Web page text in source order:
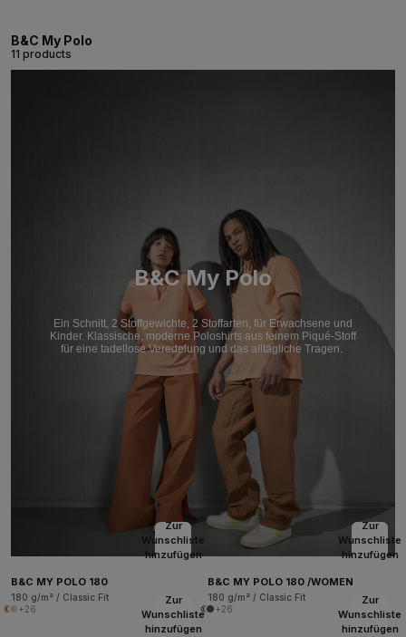
B&C My Polo
11 products
B&C My Polo
Ein Schnitt, 2 Stoffgewichte, 2 Stoffarten, für Erwachsene und
Kinder. Klassische, moderne Poloshirts aus feinem Piqué-Stoff
für eine tadellose Veredelung und das alltägliche Tragen.
Zur
Wunschliste
hinzufügen
B&C MY POLO 180
180 g/m² / Classic Fit
+26
Zur
Wunschliste
hinzufügen
B&C MY POLO 180 /WOMEN
180 g/m² / Classic Fit
+26
Zur
Wunschliste
hinzufügen
Zur
Wunschliste
hinzufügen